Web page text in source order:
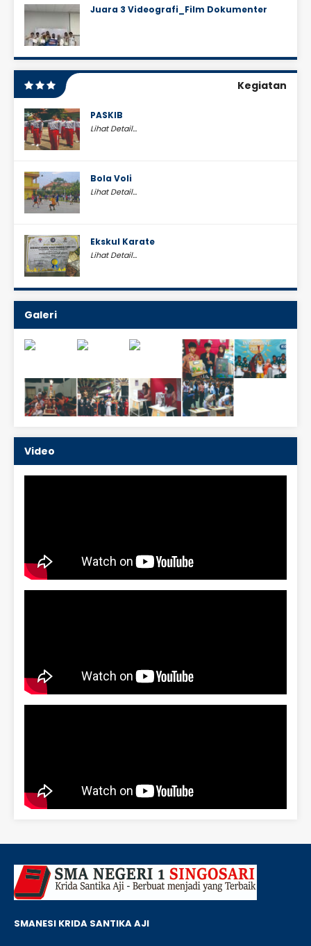
Juara 3 Videografi_Film Dokumenter
Kegiatan
PASKIB
Lihat Detail...
Bola Voli
Lihat Detail...
Ekskul Karate
Lihat Detail...
Galeri
Video
SMANESI KRIDA SANTIKA AJI